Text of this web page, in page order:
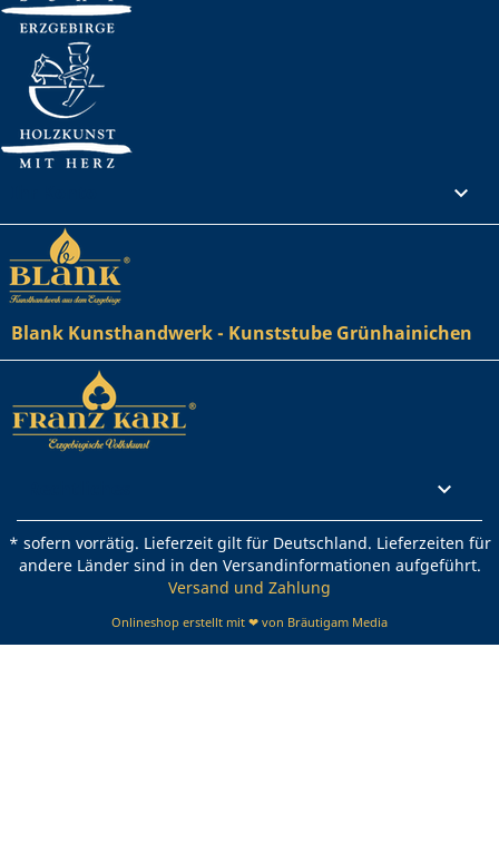

Blank Kunsthandwerk - Kunststube Grünhainichen

* sofern vorrätig. Lieferzeit gilt für Deutschland. Lieferzeiten für
andere Länder sind in den Versandinformationen aufgeführt.
Versand und Zahlung
Onlineshop erstellt mit ❤ von Bräutigam Media